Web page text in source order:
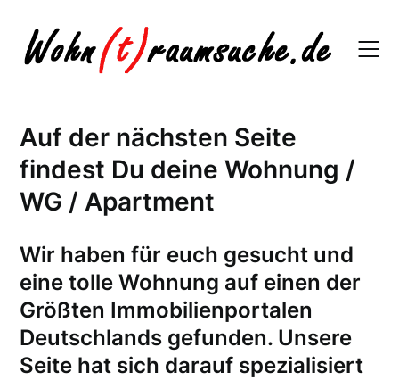
content
Auf der nächsten Seite
findest Du deine Wohnung /
WG / Apartment
Wir haben für euch gesucht und
eine tolle Wohnung auf einen der
Größten Immobilienportalen
Deutschlands gefunden. Unsere
Seite hat sich darauf spezialisiert